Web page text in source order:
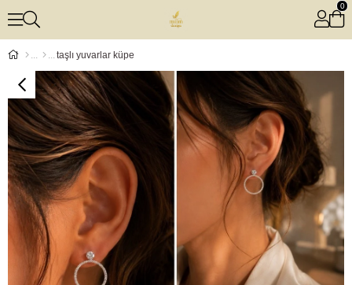
0
taşlı yuvarlar küpe